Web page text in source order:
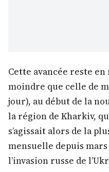
Cette avancée reste
moindre que celle de
jour), au début de la
la région de Kharkiv,
s’agissait alors de la
mensuelle depuis
l’invasion russe de